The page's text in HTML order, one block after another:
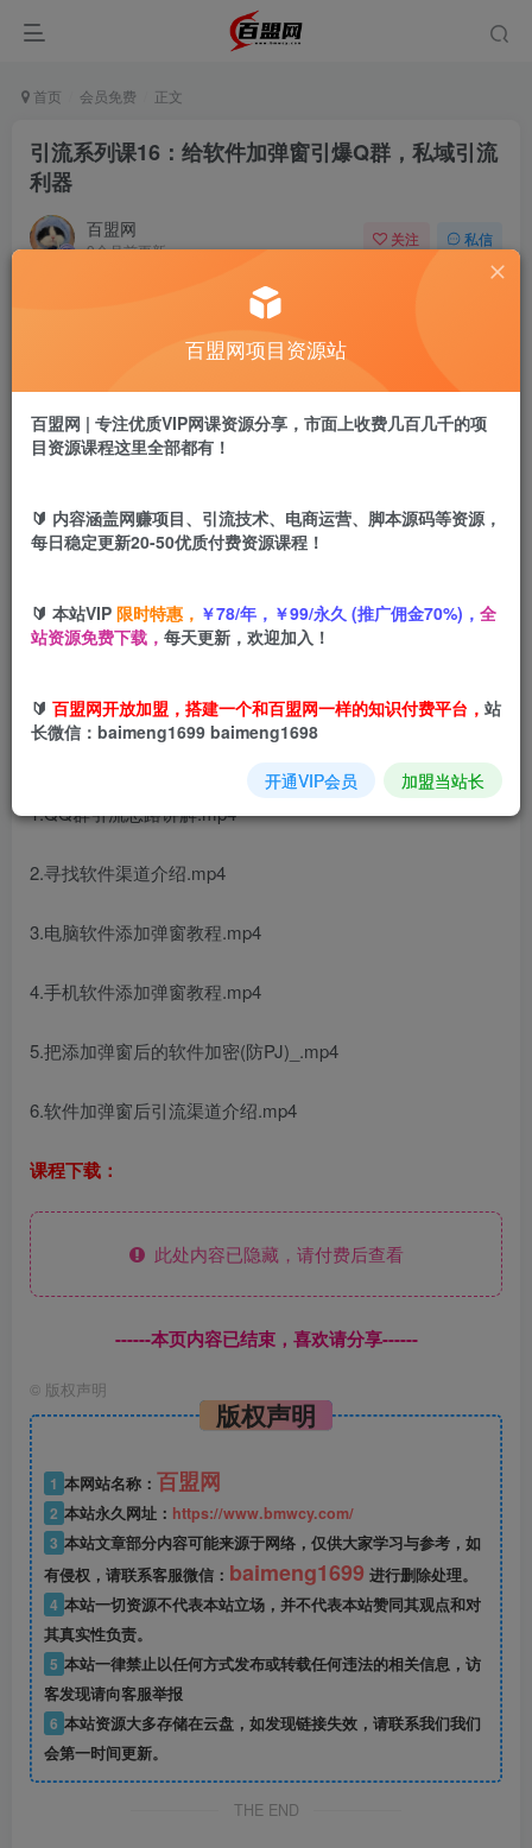
首页 会员免费 正文
引流系列课16：给软件加弹窗引爆Q群，私域引流
利器
百盟网
9个月前更新
关注 私信
引流系列课16：给软件加弹窗引爆Q群，私域引流利器
盟币9.9
立即购买
引流系列课16：给软件加弹窗引爆Q群，私域引流利器
1.QQ群引流思路讲解.mp4
2.寻找软件渠道介绍.mp4
3.电脑软件添加弹窗教程.mp4
4.手机软件添加弹窗教程.mp4
5.把添加弹窗后的软件加密(防PJ)_.mp4
6.软件加弹窗后引流渠道介绍.mp4
课程下载：
此处内容已隐藏，请付费后查看
------本页内容已结束，喜欢请分享------
© 版权声明
版权声明
1 本网站名称： 百盟网
2 本站永久网址： https://www.bmwcy.com/
3 本站文章部分内容可能来源于网络，仅供大家学习与参考，如
有侵权，请联系客服微信： baimeng1699 进行删除处理。
4 本站一切资源不代表本站立场，并不代表本站赞同其观点和对
其真实性负责。
5 本站一律禁止以任何方式发布或转载任何违法的相关信息，访
客发现请向客服举报
6 本站资源大多存储在云盘，如发现链接失效，请联系我们我们
会第一时间更新。
THE END
百盟网项目资源站
百盟网 | 专注优质VIP网课资源分享，市面上收费几百几千的项
目资源课程这里全部都有！
🔰 内容涵盖网赚项目、引流技术、电商运营、脚本源码等资源，
每日稳定更新20-50优质付费资源课程！
🔰 本站VIP 限时特惠， ￥78/年，￥99/永久 (推广佣金70%)， 全
站资源免费下载， 每天更新，欢迎加入！
🔰 百盟网开放加盟，搭建一个和百盟网一样的知识付费平台， 站
长微信：baimeng1699 baimeng1698
开通VIP会员 加盟当站长